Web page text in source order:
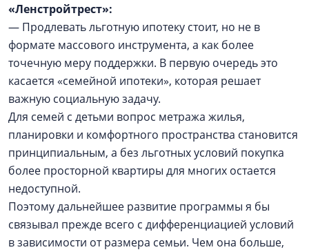
«Ленстройтрест»:
— Продлевать льготную ипотеку стоит, но не в
формате массового инструмента, а как более
точечную меру поддержки. В первую очередь это
касается «семейной ипотеки», которая решает
важную социальную задачу.
Для семей с детьми вопрос метража жилья,
планировки и комфортного пространства становится
принципиальным, а без льготных условий покупка
более просторной квартиры для многих остается
недоступной.
Поэтому дальнейшее развитие программы я бы
связывал прежде всего с дифференциацией условий
в зависимости от размера семьи. Чем она больше,